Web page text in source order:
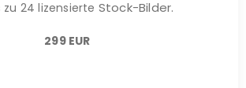
zu 24 lizensierte Stock-Bilder.
299 EUR